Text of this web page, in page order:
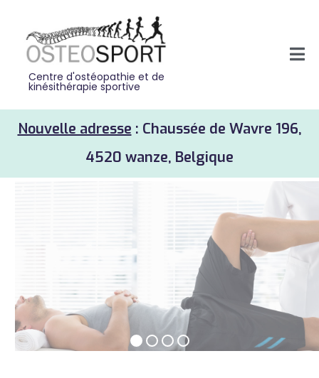
Centre d'ostéopathie et de
kinésithérapie sportive
Nouvelle adresse : Chaussée de Wavre 196,
4520 wanze, Belgique